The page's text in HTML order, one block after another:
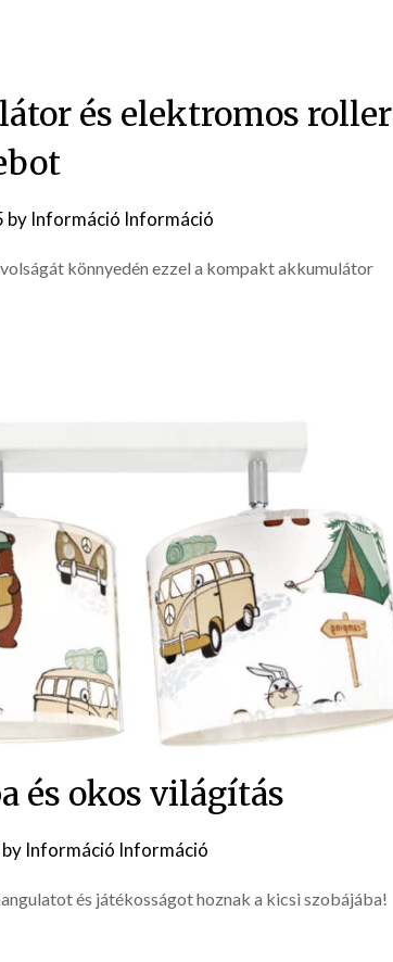
és elektromos roller
by Információ Információ
könnyedén ezzel a kompakt akkumulátor
és okos világítás
by Információ Információ
és játékosságot hoznak a kicsi szobájába!